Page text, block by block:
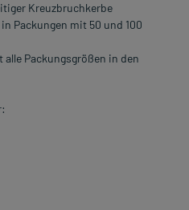
Kreuzbruchkerbe
Packungen mit 50 und 100
Packungsgrößen in den